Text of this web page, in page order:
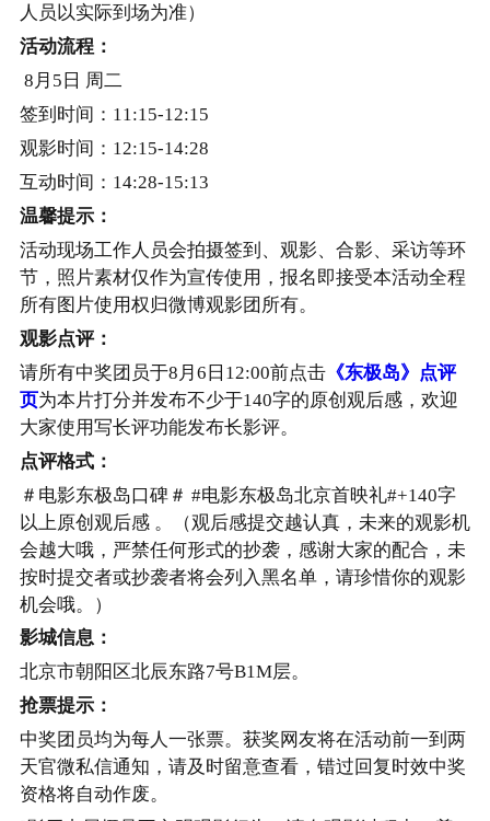
人员以实际到场为准）
活动流程：
8月5日 周二
签到时间：11:15-12:15
观影时间：12:15-14:28
互动时间：14:28-15:13
温馨提示：
活动现场工作人员会拍摄签到、观影、合影、采访等环
节，照片素材仅作为宣传使用，报名即接受本活动全程
所有图片使用权归微博观影团所有。
观影点评：
请所有中奖团员于8月6日12:00前点击《东极岛》点评
页为本片打分并发布不少于140字的原创观后感，欢迎
大家使用写长评功能发布长影评。
点评格式：
＃电影东极岛口碑＃ #电影东极岛北京首映礼#+140字
以上原创观后感 。（观后感提交越认真，未来的观影机
会越大哦，严禁任何形式的抄袭，感谢大家的配合，未
按时提交者或抄袭者将会列入黑名单，请珍惜你的观影
机会哦。）
影城信息：
北京市朝阳区北辰东路7号B1M层。
抢票提示：
中奖团员均为每人一张票。获奖网友将在活动前一到两
天官微私信通知，请及时留意查看，错过回复时效中奖
资格将自动作废。